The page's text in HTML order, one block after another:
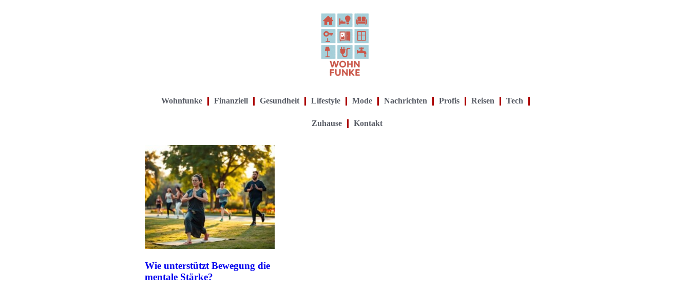
Wohnfunke Finanziell Gesundheit Lifestyle Mode Nachrichten Profis Reisen Tech
Zuhause Kontakt
Wie unterstützt Bewegung die
mentale Stärke?